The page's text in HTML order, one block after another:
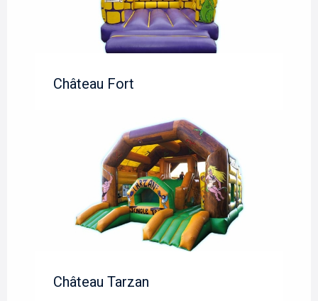
Château Fort
Château Tarzan